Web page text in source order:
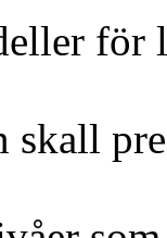
för
skall